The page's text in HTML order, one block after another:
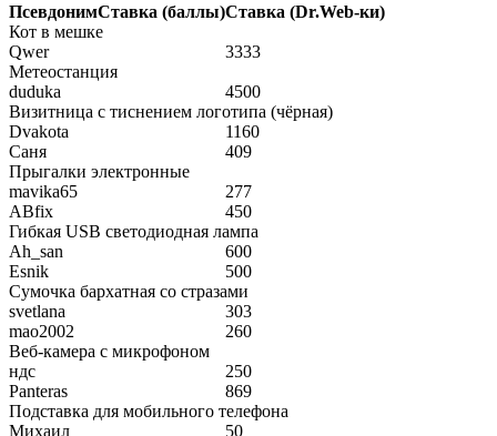
ПсевдонимСтавка (баллы)Ставка (Dr.Web-ки)
Кот в мешке
Qwer
3333
Метеостанция
duduka
4500
Визитница с тиснением логотипа (чёрная)
Dvakota
1160
Саня
409
Прыгалки электронные
mavika65
277
ABfix
450
Гибкая USB светодиодная лампа
Ah_san
600
Esnik
500
Сумочка бархатная со стразами
svetlana
303
mao2002
260
Веб-камера с микрофоном
ндс
250
Panteras
869
Подставка для мобильного телефона
Михаил
50